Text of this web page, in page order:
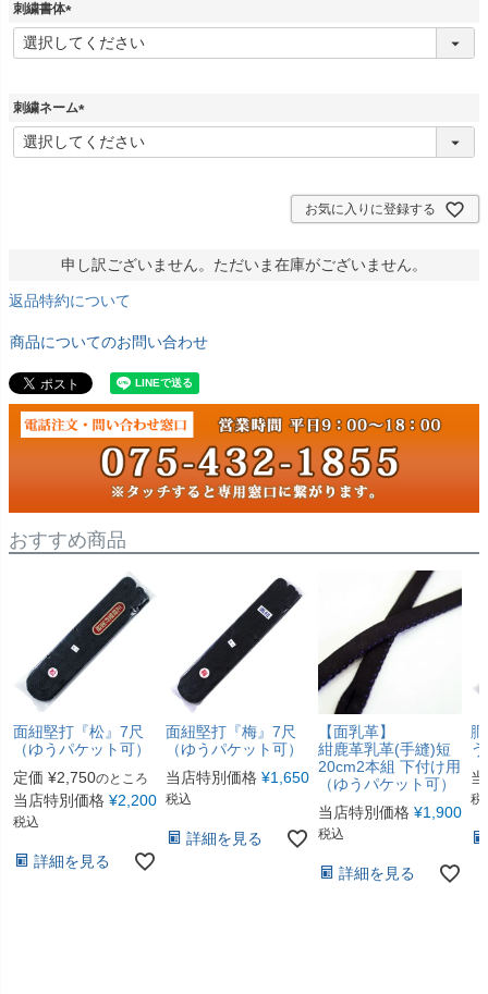
刺繍書体
(
必
刺繍ネーム
(
必
お気に入りに登録する
申し訳ございません。ただいま在庫がございません。
返品特約について
商品についてのお問い合わせ
おすすめ商品
面紐堅打『松』7尺
（ゆうパケット可）
定価 ¥2,750のところ
当店特別価格 ¥2,200
税込
詳細を見る
面紐堅打『梅』7尺
（ゆうパケット可）
当店特別価格 ¥1,650
税込
詳細を見る
【面乳革】
紺鹿革乳革(手縫)短
20cm2本組 下付け用
（ゆうパケット可）
当店特別価格 ¥1,900
税込
詳細を見る
税